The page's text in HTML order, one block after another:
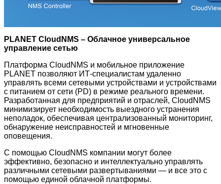
PLANET CloudNMS – Облачное универсальное
управление сетью
Платформа CloudNMS и мобильное приложение
PLANET позволяют ИТ-специалистам удаленно
управлять всеми сетевыми устройствами и устройствами
с питанием от сети (PD) в режиме реального времени.
Разработанная для предприятий и отраслей, CloudNMS
минимизирует необходимость выездного устранения
неполадок, обеспечивая централизованный мониторинг,
обнаружение неисправностей и мгновенные
оповещения.
С помощью CloudNMS компании могут более
эффективно, безопасно и интеллектуально управлять
различными сетевыми развертываниями — и все это с
помощью единой облачной платформы.